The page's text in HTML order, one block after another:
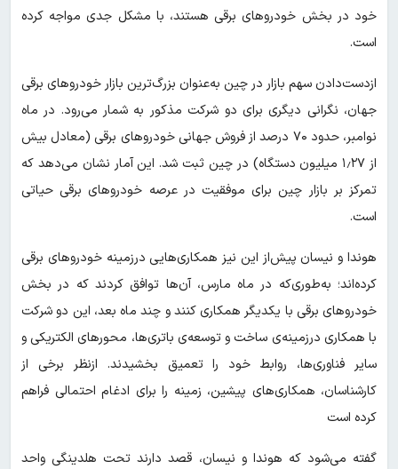
خود در بخش خودروهای برقی هستند، با مشکل جدی مواجه کرده
است.
ازدست‌دادن سهم بازار در چین به‌عنوان بزرگ‌ترین بازار خودروهای برقی
جهان، نگرانی دیگری برای دو شرکت مذکور به شمار می‌رود. در ماه
نوامبر، حدود ۷۰ درصد از فروش جهانی خودروهای برقی (معادل بیش
از ۱٫۲۷ میلیون دستگاه) در چین ثبت شد. این آمار نشان می‌دهد که
تمرکز بر بازار چین برای موفقیت در عرصه خودروهای برقی حیاتی
است.
هوندا و نیسان پیش‌از این نیز همکاری‌هایی در‌زمینه خودروهای برقی
کرده‌اند؛ به‌طوری‌که در ماه مارس، آن‌ها توافق کردند که در بخش
خودروهای برقی با یکدیگر همکاری کنند و چند ماه بعد، این دو شرکت
با همکاری در‌زمینه‌ی ساخت و توسعه‌ی باتری‌ها، محورهای الکتریکی و
سایر فناوری‌ها، روابط خود را تعمیق بخشیدند. ازنظر برخی از
کارشناسان، همکاری‌های پیشین، زمینه را برای ادغام احتمالی فراهم
کرده است
گفته می‌شود که هوندا و نیسان، قصد دارند تحت هلدینگی واحد